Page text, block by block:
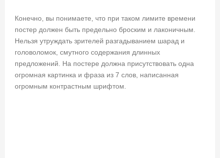
Конечно, вы понимаете, что при таком лимите времени
постер должен быть предельно броским и лаконичным.
Нельзя утруждать зрителей разгадыванием шарад и
головоломок, смутного содержания длинных
предложений. На постере должна присутствовать одна
огромная картинка и фраза из 7 слов, написанная
огромным контрастным шрифтом.